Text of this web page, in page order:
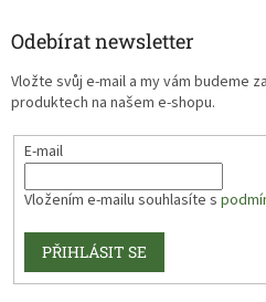
Odebírat newsletter
Vložte svůj e-mail a my vám budeme
produktech na našem e-shopu.
E-mail
Vložením e-mailu souhlasíte s
PŘIHLÁSIT SE